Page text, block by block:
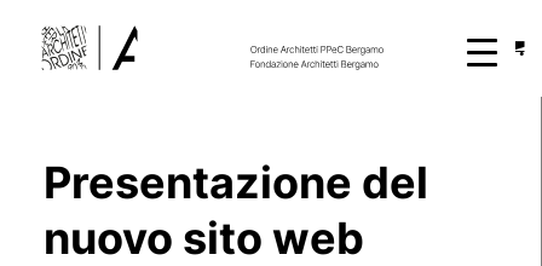
Presentazione del
nuovo sito web